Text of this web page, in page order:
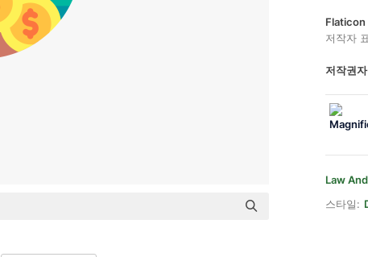
Flaticon
저작자
저작권
Law
스타일: